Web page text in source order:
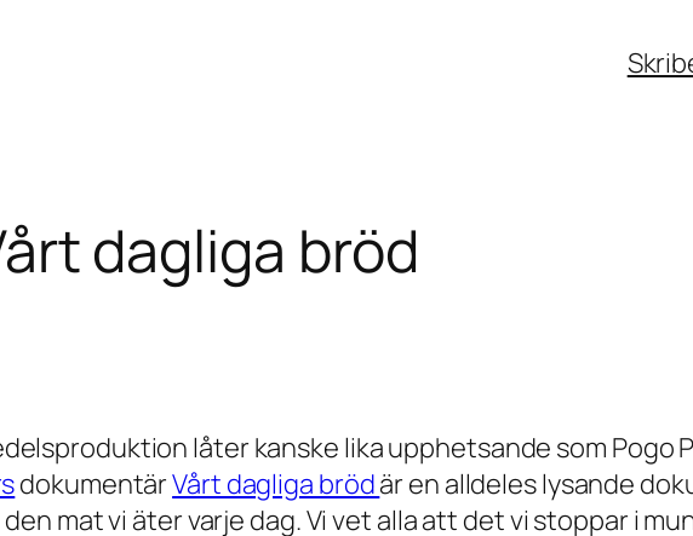
dagliga bröd
låter kanske lika upphetsande som Pogo
dokumentärVårt dagliga brödär en alldeles lysande
mat vi äter varje dag. Vi vet alla att det vi stoppar i